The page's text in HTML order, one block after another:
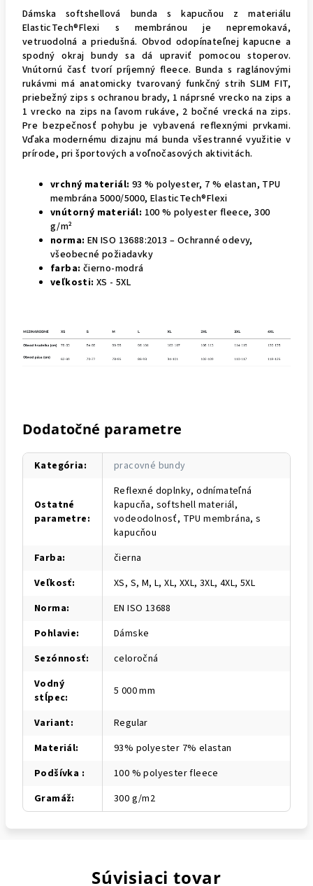
Dámska softshellová bunda s kapucňou z materiálu
ElasticTech®Flexi s membránou je nepremokavá,
vetruodolná a priedušná. Obvod odopínateľnej kapucne a
spodný okraj bundy sa dá upraviť pomocou stoperov.
Vnútornú časť tvorí príjemný fleece. Bunda s raglánovými
rukávmi má anatomicky tvarovaný funkčný strih SLIM FIT,
priebežný zips s ochranou brady, 1 náprsné vrecko na zips a
1 vrecko na zips na ľavom rukáve, 2 bočné vrecká na zips.
Pre bezpečnosť pohybu je vybavená reflexnými prvkami.
Vďaka modernému dizajnu má bunda všestranné využitie v
prírode, pri športových a voľnočasových aktivitách.
vrchný materiál: 93 % polyester, 7 % elastan, TPU
membrána 5000/5000, ElasticTech®Flexi
vnútorný materiál: 100 % polyester fleece, 300
g/m²
norma: EN ISO 13688:2013 – Ochranné odevy,
všeobecné požiadavky
farba: čierno-modrá
veľkosti: XS - 5XL
Dodatočné parametre
Kategória: pracovné bundy
Ostatné
parametre:
Reflexné doplnky, odnímateľná
kapucňa, softshell materiál,
vodeodolnosť, TPU membrána, s
kapucňou
Farba:
čierna
Veľkosť:
XS, S, M, L, XL, XXL, 3XL, 4XL, 5XL
Norma:
EN ISO 13688
Pohlavie:
Dámske
Sezónnosť:
celoročná
Vodný
stĺpec: 5 000 mm
Variant:
Regular
Materiál:
93% polyester 7% elastan
Podšívka :
100 % polyester fleece
Gramáž: 300 g/m2
Súvisiaci tovar